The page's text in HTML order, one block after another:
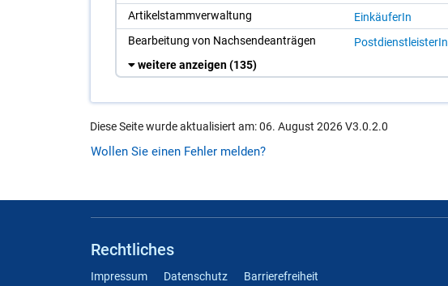
Ar­ti­kel­stamm­ver­wal­tung
Ein­käu­fe­rIn
Be­ar­bei­tung von Nach­sen­de­an­trä­gen
Post­dienst­leis­te­rIn
weitere anzeigen(135)
Diese Seite wurde aktualisiert am: 06. August 2026 V3.0.2.0
Wollen Sie einen Fehler melden?
Rechtliches
Impressum Datenschutz Barrierefreiheit